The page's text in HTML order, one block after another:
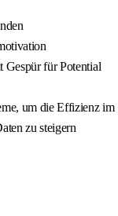
Gespür für Potential
um die Effizienz im
zu steigern